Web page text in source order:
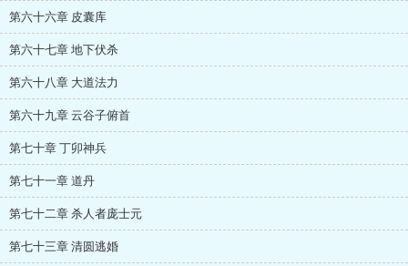
第六十六章 皮囊库
第六十七章 地下伏杀
第六十八章 大道法力
第六十九章 云谷子俯首
第七十章 丁卯神兵
第七十一章 道丹
第七十二章 杀人者庞士元
第七十三章 清圆逃婚